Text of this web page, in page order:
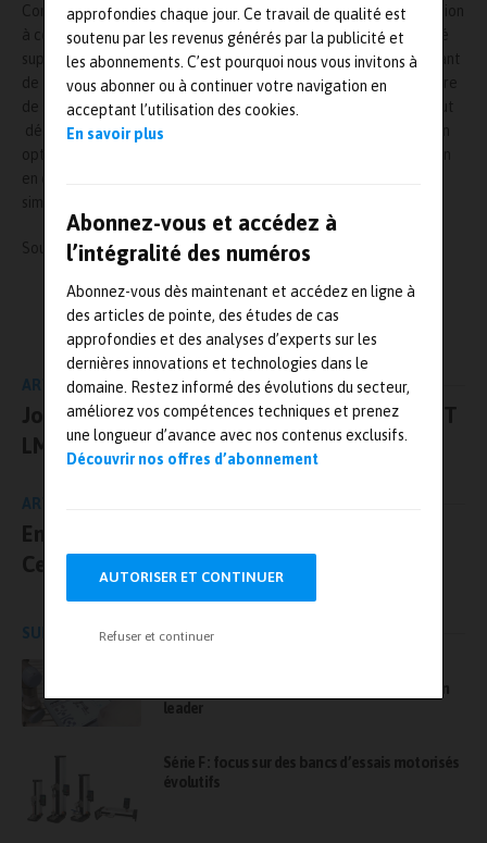
approfondies chaque jour. Ce travail de qualité est
soutenu par les revenus générés par la publicité et
les abonnements. C’est pourquoi nous vous invitons à
vous abonner ou à continuer votre navigation en
acceptant l’utilisation des cookies.
En savoir plus
Abonnez-vous et accédez à
l’intégralité des numéros
Abonnez-vous dès maintenant et accédez en ligne à
des articles de pointe, des études de cas
approfondies et des analyses d’experts sur les
dernières innovations et technologies dans le
domaine. Restez informé des évolutions du secteur,
améliorez vos compétences techniques et prenez
une longueur d’avance avec nos contenus exclusifs.
Découvrir nos offres d’abonnement
AUTORISER ET CONTINUER
Refuser et continuer
Comparé aux autres systèmes de mesure de la vitesse de rotation
à courant de Foucault, le turboSPEED DZ140 offre une immunité
supérieure de quelques facteurs. Le système de mesure à courant
de Foucault DZ140 résiste à l’huile et à la saleté. La température
de service du mini-capteur atteint 285 °C. Ceci est donc un atout
décisif comparé aux systèmes de mesure de vitesse de rotation
optiques car il permet d’obtenir des résultats de haute précision
en continu. Le concept élaboré permet en plus de remplacer
simplement le capteur sans réglage ultérieur.
Source :https://www.micro-epsilon.fr/
L'AUTEUR
Mesures-et-tests.com
ARTICLE PRÉCÉDENT
Journées techniques Allied Vision, ADLink ET
LMI
ARTICLE SUIVANT
Emmanuel de Lauzon nommé directeur du
Cetim Nantes
SUR LE MÊME SUJET
L’agilité d’une structure experte, la force d’un
leader
Série F : focus sur des bancs d’essais motorisés
évolutifs